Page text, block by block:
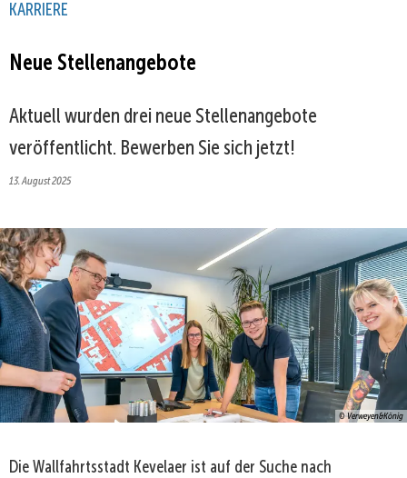
KARRIERE
Neue Stellenangebote
Aktuell wurden drei neue Stellenangebote
veröffentlicht. Bewerben Sie sich jetzt!
13. August 2025
© Verweyen&König
Die Wallfahrtsstadt Kevelaer ist auf der Suche nach